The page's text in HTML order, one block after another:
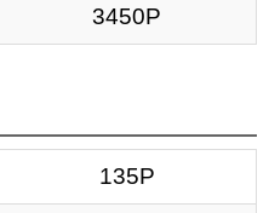
3450P
135P